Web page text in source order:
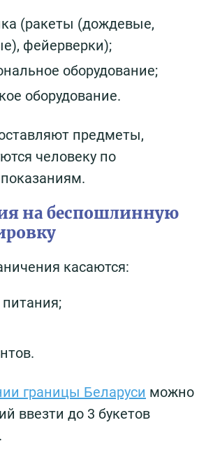
(ракеты (дождевые,
фейерверки);
оборудование;
оборудование.
предметы,
человеку по
на беспошлинную
касаются:
питания;
границы Беларуси можно
ввезти до 3 букетов